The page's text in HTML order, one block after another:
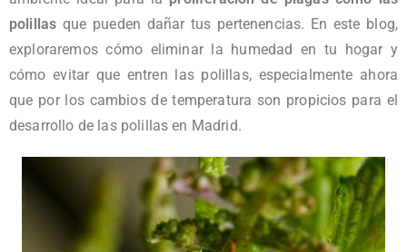
polillas que pueden dañar tus pertenencias. En este blog,
exploraremos cómo eliminar la humedad en tu hogar y
cómo evitar que entren las polillas, especialmente ahora
que por los cambios de temperatura son propicios para el
desarrollo de las polillas en Madrid.